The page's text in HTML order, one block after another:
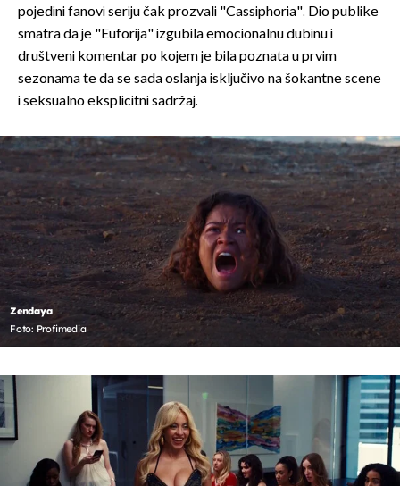
pojedini fanovi seriju čak prozvali "Cassiphoria". Dio publike
smatra da je "Euforija" izgubila emocionalnu dubinu i
društveni komentar po kojem je bila poznata u prvim
sezonama te da se sada oslanja isključivo na šokantne scene
i seksualno eksplicitni sadržaj.
Zendaya
Foto: Profimedia